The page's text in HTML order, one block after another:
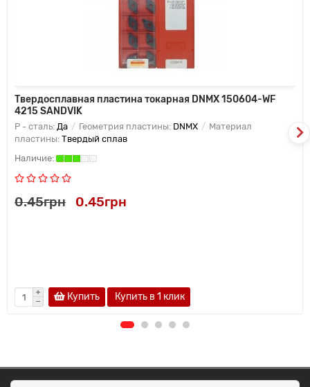
Твердосплавная пластина токарная DNMX 150604-WF
4215 SANDVIK
P - сталь: Да Геометрия пластины: DNMX
Материал
пластины: Твердый сплав
0.45грн 0.45грн
Купить Купить в 1 клик